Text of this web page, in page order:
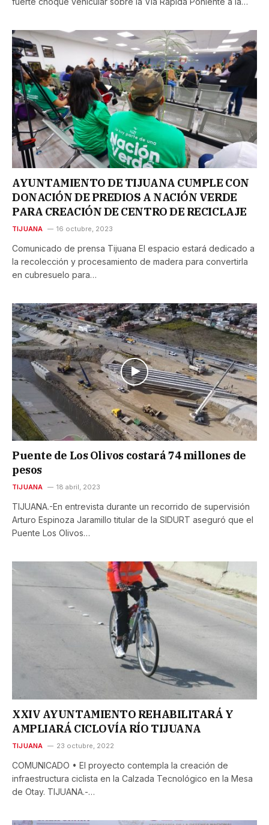
AYUNTAMIENTO DE TIJUANA CUMPLE CON
DONACIÓN DE PREDIOS A NACIÓN VERDE
PARA CREACIÓN DE CENTRO DE RECICLAJE
TIJUANA 16 octubre, 2023
Comunicado de prensa Tijuana El espacio estará dedicado a
la recolección y procesamiento de madera para convertirla
en cubresuelo para…
Puente de Los Olivos costará 74 millones de
pesos
TIJUANA 18 abril, 2023
TIJUANA.-En entrevista durante un recorrido de supervisión
Arturo Espinoza Jaramillo titular de la SIDURT aseguró que el
Puente Los Olivos…
XXIV AYUNTAMIENTO REHABILITARÁ Y
AMPLIARÁ CICLOVÍA RÍO TIJUANA
TIJUANA 23 octubre, 2022
COMUNICADO • El proyecto contempla la creación de
infraestructura ciclista en la Calzada Tecnológico en la Mesa
de Otay. TIJUANA.-…